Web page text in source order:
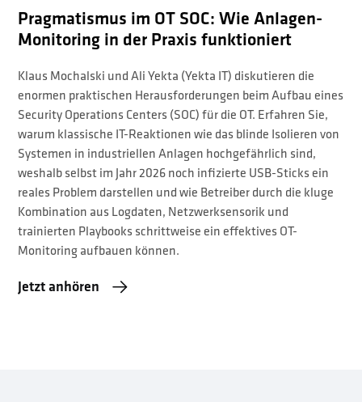
Pragmatismus im OT SOC: Wie Anlagen-
Monitoring in der Praxis funktioniert
Klaus Mochalski und ⁠Ali Yekta⁠ (Yekta IT) diskutieren die
enormen praktischen Herausforderungen beim Aufbau eines
Security Operations Centers (SOC) für die OT. Erfahren Sie,
warum klassische IT-Reaktionen wie das blinde Isolieren von
Systemen in industriellen Anlagen hochgefährlich sind,
weshalb selbst im Jahr 2026 noch infizierte USB-Sticks ein
reales Problem darstellen und wie Betreiber durch die kluge
Kombination aus Logdaten, Netzwerksensorik und
trainierten Playbooks schrittweise ein effektives OT-
Monitoring aufbauen können.
Jetzt anhören